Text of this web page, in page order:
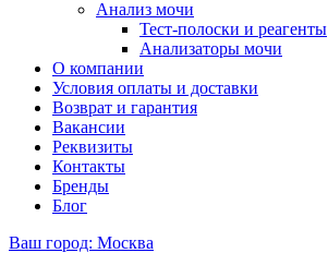
Анализ мочи
Тест-полоски и реагенты
Анализаторы мочи
О компании
Условия оплаты и доставки
Возврат и гарантия
Вакансии
Реквизиты
Контакты
Бренды
Блог
Ваш город: Москва